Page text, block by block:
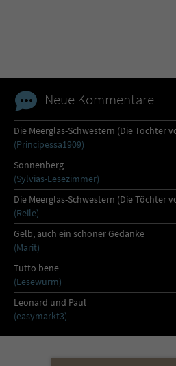
Neue Kommentare
Die Meerglas-Schwestern (Die Töchter
(Principessa1909)
Sonnenberg
(Sylvias-Lesezimmer)
Die Meerglas-Schwestern (Die Töchter
(Reile)
Gelb, auch ein schöner Gedanke
(Marit)
Tutto bene
(Lesewurm)
Leonard und Paul
(easymarkt3)